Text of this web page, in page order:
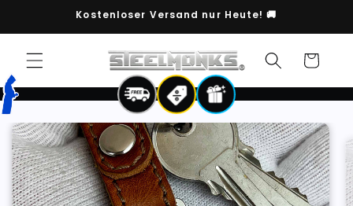
Inhalt
Kostenloser Versand nur Heute! 🚚
Warenkorb